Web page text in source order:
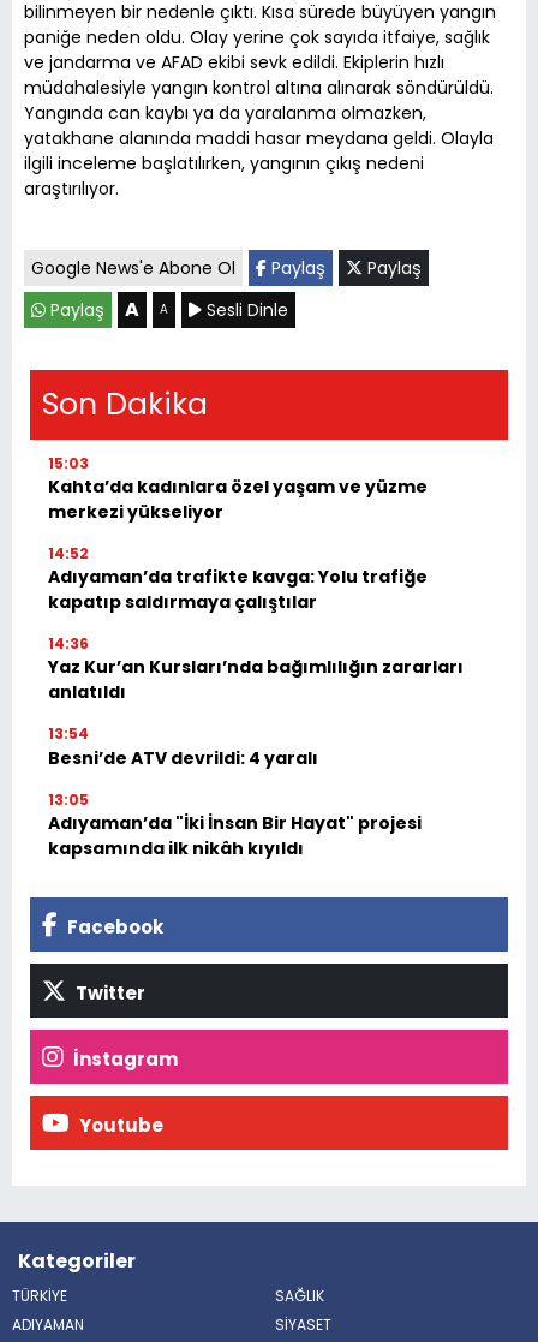
bilinmeyen bir nedenle çıktı. Kısa sürede büyüyen yangın
paniğe neden oldu. Olay yerine çok sayıda itfaiye, sağlık
ve jandarma ve AFAD ekibi sevk edildi. Ekiplerin hızlı
müdahalesiyle yangın kontrol altına alınarak söndürüldü.
Yangında can kaybı ya da yaralanma olmazken,
yatakhane alanında maddi hasar meydana geldi. Olayla
ilgili inceleme başlatılırken, yangının çıkış nedeni
araştırılıyor.
Google News'e Abone Ol Paylaş
Paylaş
Paylaş
A A Sesli Dinle
Son Dakika
15:03
Kahta’da kadınlara özel yaşam ve yüzme
merkezi yükseliyor
14:52
Adıyaman’da trafikte kavga: Yolu trafiğe
kapatıp saldırmaya çalıştılar
14:36
Yaz Kur’an Kursları’nda bağımlılığın zararları
anlatıldı
13:54
Besni’de ATV devrildi: 4 yaralı
13:05
Adıyaman’da "İki İnsan Bir Hayat" projesi
kapsamında ilk nikâh kıyıldı
Facebook
Twitter
İnstagram
Youtube
Kategoriler
TÜRKİYE
SAĞLIK
ADIYAMAN
SİYASET